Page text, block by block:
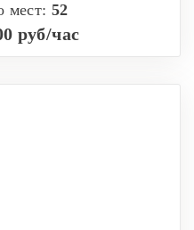
мест: 52
руб/час